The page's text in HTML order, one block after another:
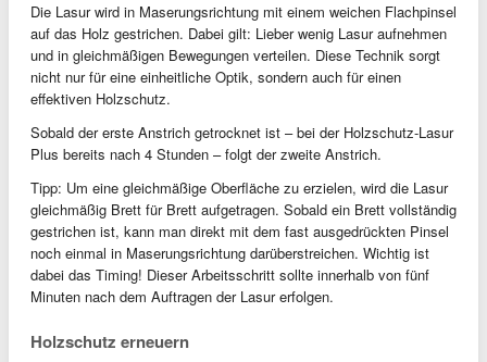
Die Lasur wird in Maserungsrichtung mit einem weichen Flachpinsel
auf das Holz gestrichen. Dabei gilt: Lieber wenig Lasur aufnehmen
und in gleichmäßigen Bewegungen verteilen. Diese Technik sorgt
nicht nur für eine einheitliche Optik, sondern auch für einen
effektiven Holzschutz.
Sobald der erste Anstrich getrocknet ist – bei der Holzschutz-Lasur
Plus bereits nach 4 Stunden – folgt der zweite Anstrich.
Tipp: Um eine gleichmäßige Oberfläche zu erzielen, wird die Lasur
gleichmäßig Brett für Brett aufgetragen. Sobald ein Brett vollständig
gestrichen ist, kann man direkt mit dem fast ausgedrückten Pinsel
noch einmal in Maserungsrichtung darüberstreichen. Wichtig ist
dabei das Timing! Dieser Arbeitsschritt sollte innerhalb von fünf
Minuten nach dem Auftragen der Lasur erfolgen.
Holzschutz erneuern